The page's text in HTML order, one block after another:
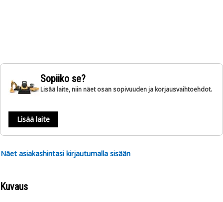
Sopiiko se?
Lisää laite, niin näet osan sopivuuden ja korjausvaihtoehdot.
Lisää laite
Näet asiakashintasi kirjautumalla sisään
Kuvaus